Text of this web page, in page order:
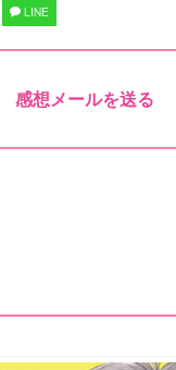
LINE
感想メールを送る